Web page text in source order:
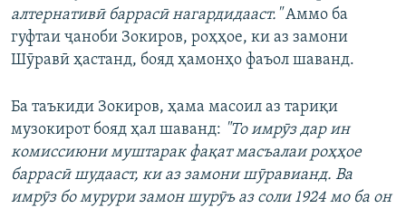
алтернативӣ баррасӣ нагардидааст."Аммо ба
гуфтаи ҷаноби Зокиров, роҳҳое, ки аз замони
Шӯравӣ ҳастанд, бояд ҳамонҳо фаъол шаванд.
Ба таъкиди Зокиров, ҳама масоил аз тариқи
музокирот бояд ҳал шаванд: "То имрӯз дар ин
комиссиюни муштарак фақат масъалаи роҳҳое
баррасӣ шудааст, ки аз замони шӯравианд. Ва
имрӯз бо мурури замон шурӯъ аз соли 1924 мо ба он